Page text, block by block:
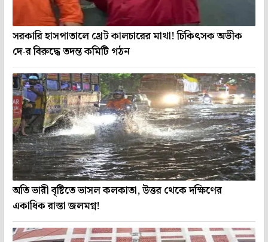
সরকারি হাসপাতালে থ্রেট কালচারের মাথা! চিকিৎসক অভীক
দে-র বিরুদ্ধে তদন্ত কমিটি গঠন
অতি ভারী বৃষ্টিতে ভাসল কলকাতা, উত্তর থেকে দক্ষিণের
একাধিক রাস্তা জলমগ্ন!